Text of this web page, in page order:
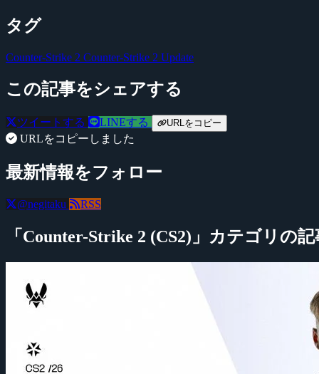
タグ
Counter-Strike 2 Counter-Strike 2 Update
この記事をシェアする
ツイートする LINEする URLをコピー
URLをコピーしました
最新情報をフォロー
@negitaku RSS
「Counter-Strike 2 (CS2)」カテゴリの記